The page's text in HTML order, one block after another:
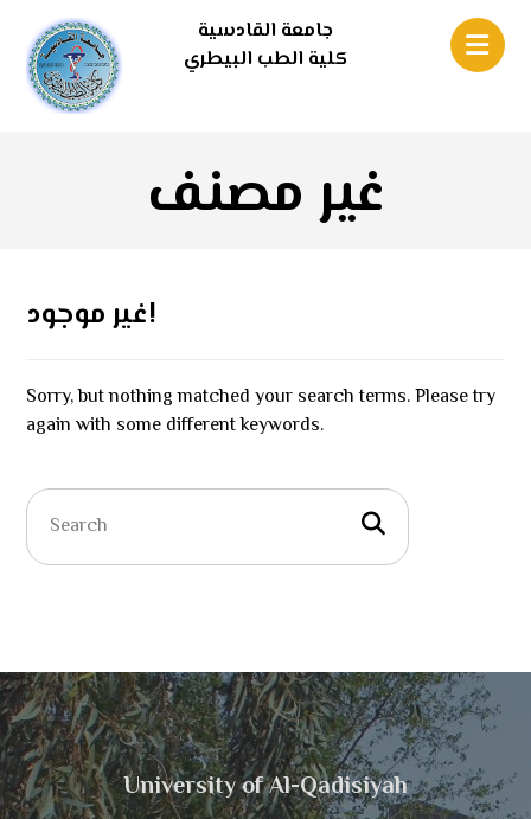
جامعة القادسية
كلية الطب البيطري
غير مصنف
غير موجود!
Sorry, but nothing matched your search terms. Please try
again with some different keywords.
University of Al-Qadisiyah